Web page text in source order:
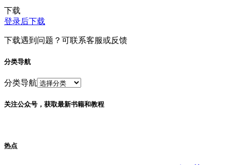
下载
登录后下载
下载遇到问题？可联系客服或反馈
分类导航
分类导航
关注公众号，获取最新书籍和教程
热点